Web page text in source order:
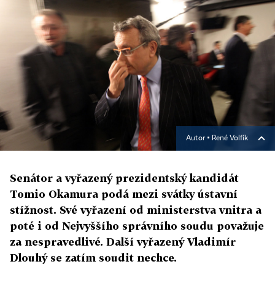
Autor ▪ René Volfík
Senátor a vyřazený prezidentský kandidát
Tomio Okamura podá mezi svátky ústavní
stížnost. Své vyřazení od ministerstva vnitra a
poté i od Nejvyššího správního soudu považuje
za nespravedlivé. Další vyřazený Vladimír
Dlouhý se zatím soudit nechce.